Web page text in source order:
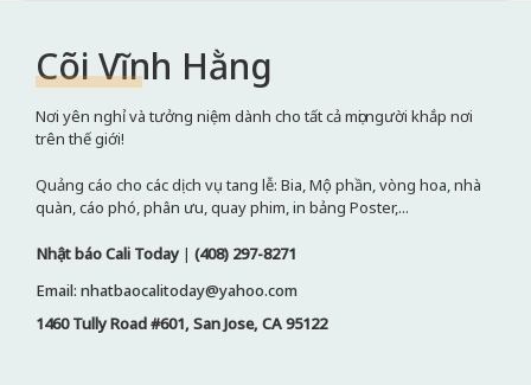
Cõi Vĩnh Hằng
Nơi yên nghỉ và tưởng niệm dành cho tất cả mọi người khắp nơi
trên thế giới!
Quảng cáo cho các dịch vụ tang lễ: Bia, Mộ phần, vòng hoa, nhà
quàn, cáo phó, phân ưu, quay phim, in bảng Poster,...
Nhật báo Cali Today | (408) 297-8271
Email: nhatbaocalitoday@yahoo.com
1460 Tully Road #601, San Jose, CA 95122